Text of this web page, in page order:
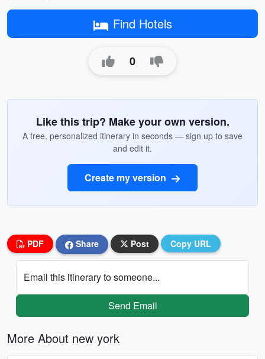
Find Hotels
0
Like this trip? Make your own version.
A free, personalized itinerary in seconds — sign up to save
and edit it.
Create my version
PDF Share Post Copy URL
Email this itinerary to someone...
Send Email
More About new york